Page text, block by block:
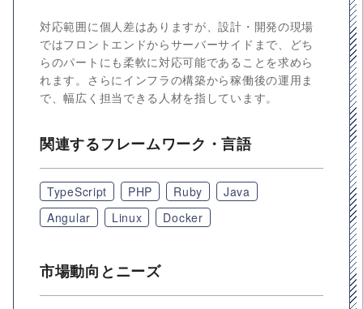
対応範囲に個人差はありますが、設計・開発の現場
ではフロントエンドからサーバーサイドまで、どち
らのパートにも柔軟に対応可能であることを求めら
れます。さらにインフラの構築から稼働後の運用ま
で、幅広く担当できる人材を指しています。
関連するフレームワーク・言語
TypeScript PHP Ruby
Java
Angular
Linux Docker
市場動向とニーズ